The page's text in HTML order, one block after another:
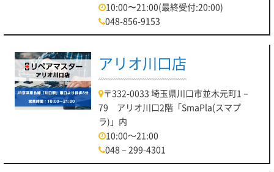
10:00〜21:00(最終受付:20:00)
048-856-9153
アリオ川口店
〒332-0033 埼玉県川口市並木元町1－
79 アリオ川口2階「SmaPla(スマプ
ラ)」内
10:00～21:00
048－299-4301